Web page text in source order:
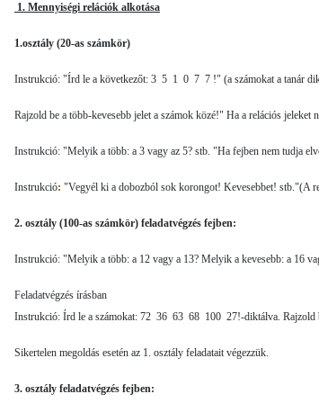
1. Mennyiségi relációk alkotása
1.osztály (20-as számkör)
Instrukció: "Írd le a következőt: 3 5 1 0 7 7 !" (a számokat a ta­nár
Rajzold be a több-kevesebb jelet a számok közé!" Ha a relációs jeleket
Instrukció: "Melyik a több: a 3 vagy az 5? stb. "Ha fejben nem tudja
Instrukció: "Vegyél ki a dobozból sok korongot! Keveseb­bet! stb."(A
2. osztály (100-as számkör) feladatvégzés fejben:
Instrukció: "Melyik a több: a 12 vagy a 13? Melyik a kevesebb: a 16
Feladatvégzés írásban
Instrukció: Írd le a számokat: 72 36 63 68 100 27!-diktálva. Rajzold
Sikertelen megoldás esetén az 1. osztály feladatait végezzük.
3. osztály feladatvégzés fejben: